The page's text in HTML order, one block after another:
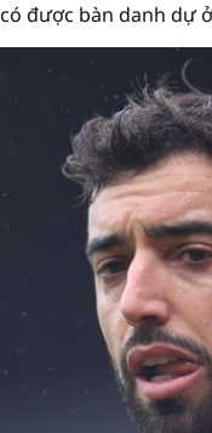
được bàn danh dự